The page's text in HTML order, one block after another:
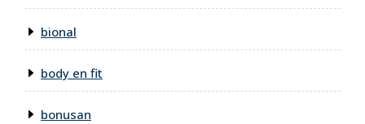
bional
body en fit
bonusan